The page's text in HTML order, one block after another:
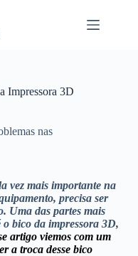
Impressora 3D
nas
vez mais importante na
precisa ser
Uma das partes mais
bico da impressora 3D,
artigo viemos com um
a troca desse bico